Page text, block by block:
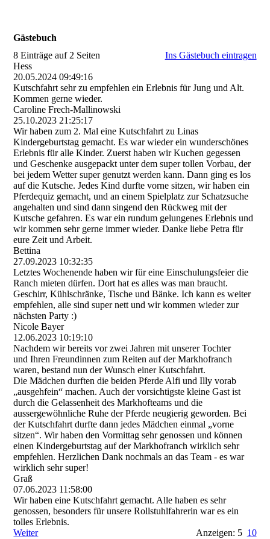
Gästebuch
8 Einträge auf 2 Seiten
Ins Gästebuch eintragen
Hess
20.05.2024 09:49:16
Kutschfahrt sehr zu empfehlen ein Erlebnis für Jung und Alt.
Kommen gerne wieder.
Caroline Frech-Mallinowski
25.10.2023 21:25:17
Wir haben zum 2. Mal eine Kutschfahrt zu Linas
Kindergeburtstag gemacht. Es war wieder ein wunderschönes
Erlebnis für alle Kinder. Zuerst haben wir Kuchen gegessen
und Geschenke ausgepackt unter dem super tollen Vorbau, der
bei jedem Wetter super genutzt werden kann. Dann ging es los
auf die Kutsche. Jedes Kind durfte vorne sitzen, wir haben ein
Pferdequiz gemacht, und an einem Spielplatz zur Schatzsuche
angehalten und sind dann singend den Rückweg mit der
Kutsche gefahren. Es war ein rundum gelungenes Erlebnis und
wir kommen sehr gerne immer wieder. Danke liebe Petra für
eure Zeit und Arbeit.
Bettina
27.09.2023 10:32:35
Letztes Wochenende haben wir für eine Einschulungsfeier die
Ranch mieten dürfen. Dort hat es alles was man braucht.
Geschirr, Kühlschränke, Tische und Bänke. Ich kann es weiter
empfehlen, alle sind super nett und wir kommen wieder zur
nächsten Party :)
Nicole Bayer
12.06.2023 10:19:10
Nachdem wir bereits vor zwei Jahren mit unserer Tochter
und Ihren Freundinnen zum Reiten auf der Markhofranch
waren, bestand nun der Wunsch einer Kutschfahrt.
Die Mädchen durften die beiden Pferde Alfi und Illy vorab
„ausgehfein“ machen. Auch der vorsichtigste kleine Gast ist
durch die Gelassenheit des Markhofteams und die
aussergewöhnliche Ruhe der Pferde neugierig geworden. Bei
der Kutschfahrt durfte dann jedes Mädchen einmal „vorne
sitzen“. Wir haben den Vormittag sehr genossen und können
einen Kindergeburtstag auf der Markhofranch wirklich sehr
empfehlen. Herzlichen Dank nochmals an das Team - es war
wirklich sehr super!
Graß
07.06.2023 11:58:00
Wir haben eine Kutschfahrt gemacht. Alle haben es sehr
genossen, besonders für unsere Rollstuhlfahrerin war es ein
tolles Erlebnis.
Weiter
Anzeigen: 5 10